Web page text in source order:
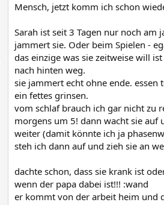
Mensch, jetzt komm ich schon
Sarah ist seit 3 Tagen nur noch am
jammert sie. Oder beim Spielen -
das einzige was sie zeitweise will
nach hinten weg.
sie jammert echt ohne ende.
ein fettes grinsen.
vom schlaf brauch ich gar nicht zu
morgens um 5! dann wacht sie
weiter (damit könnte ich ja
steh ich dann auf und zieh sie an
dachte schon, dass sie krank ist
wenn der papa dabei ist!!! :wand
er kommt von der arbeit heim und